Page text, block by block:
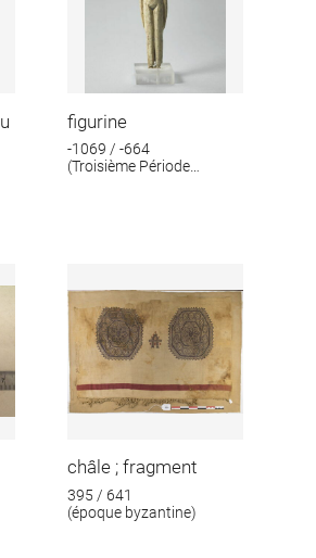
figurine
-1069 / -664
(Troisième Période
châle ; fragment
395 / 641
(époque byzantine)